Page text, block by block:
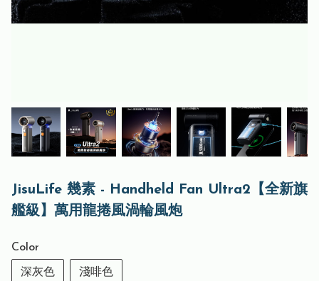
JisuLife 幾素 - Handheld Fan Ultra2【全新旗
艦級】萬用龍捲風渦輪風炮
Color
深灰色 淺啡色